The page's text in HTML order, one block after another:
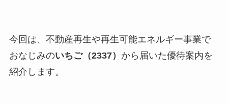
今回は、不動産再生や再生可能エネルギー事業で
おなじみのいちご（2337） から届いた優待案内を
紹介します。